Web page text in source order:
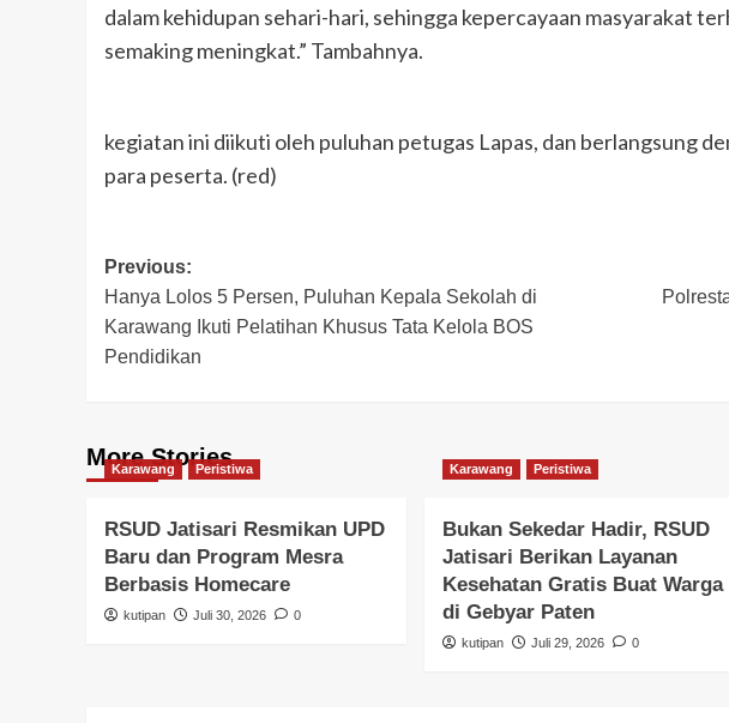
dalam kehidupan sehari-hari, sehingga kepercayaan masyarakat
semaking meningkat.” Tambahnya.
kegiatan ini diikuti oleh puluhan petugas Lapas, dan berlangsung
para peserta. (red)
Post
navigation
Previous:
Hanya Lolos 5 Persen, Puluhan Kepala Sekolah di
Karawang Ikuti Pelatihan Khusus Tata Kelola BOS
Pendidikan
More Stories
Karawang Peristiwa
RSUD Jatisari Resmikan UPD
Baru dan Program Mesra
Berbasis Homecare
kutipan Juli 30, 2026 0
Karawang Peristiwa
Bukan Sekedar Hadir, RSUD
Jatisari Berikan Layanan
Kesehatan Gratis Buat Warga
di Gebyar Paten
kutipan Juli 29, 2026 0